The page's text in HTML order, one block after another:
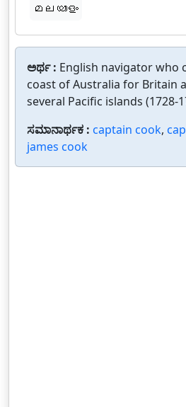
മലയാളം
ಅರ್ಥ : English navigator who
coast of Australia for Britain
several Pacific islands (1728-
ಸಮಾನಾರ್ಥಕ : captain cook,
james cook